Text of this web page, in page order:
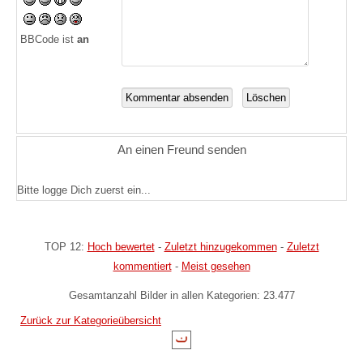
BBCode ist an
An einen Freund senden
Bitte logge Dich zuerst ein...
TOP 12: Hoch bewertet- Zuletzt hinzugekommen- Zuletzt
kommentiert- Meist gesehen
Gesamtanzahl Bilder in allen Kategorien: 23.477
Zurück zur Kategorieübersicht